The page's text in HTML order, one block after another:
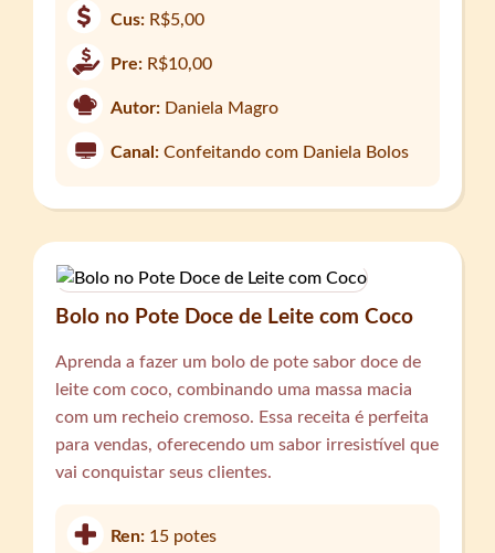
Cus: R$5,00
Pre: R$10,00
Autor: Daniela Magro
Canal: Confeitando com Daniela Bolos
Bolo no Pote Doce de Leite com Coco
Aprenda a fazer um bolo de pote sabor doce de
leite com coco, combinando uma massa macia
com um recheio cremoso. Essa receita é perfeita
para vendas, oferecendo um sabor irresistível que
vai conquistar seus clientes.
Ren: 15 potes